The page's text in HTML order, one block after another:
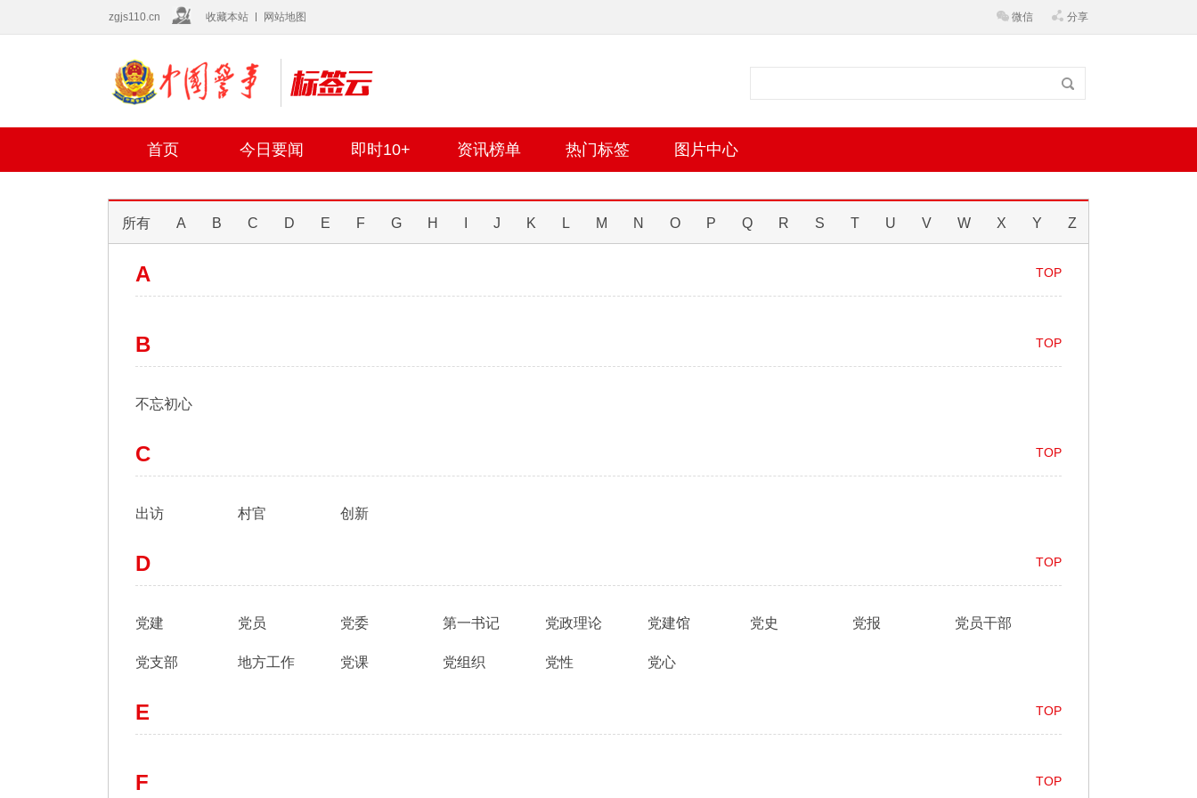
zgjs110.cn 收藏本站 网站地图 微信 分享
首页 今日要闻 即时10+ 资讯榜单 热门标签 图片中心
所有 A B C D E F G H J K L M N O P Q R S T U V W X Y Z
A TOP
B TOP
不忘初心
C TOP
出访 村官 创新
D TOP
党建 党员 党委 第一书记 党政理论 党建馆 党史 党报 党员干部
党支部 地方工作 党课 党组织 党性 党心
E TOP
F TOP